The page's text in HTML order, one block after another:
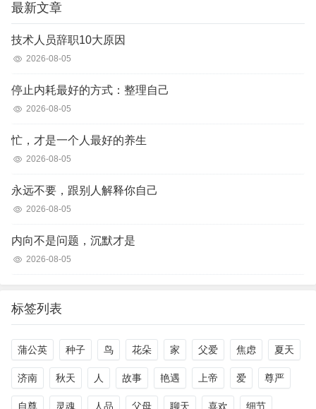
最新文章
技术人员辞职10大原因
2026-08-05
停止内耗最好的方式：整理自己
2026-08-05
忙，才是一个人最好的养生
2026-08-05
永远不要，跟别人解释你自己
2026-08-05
内向不是问题，沉默才是
2026-08-05
标签列表
蒲公英 种子 鸟 花朵 家 父爱 焦虑 夏天
济南 秋天 人 故事 艳遇 上帝 爱 尊严
自尊 灵魂 人品 父母 聊天 喜欢 细节